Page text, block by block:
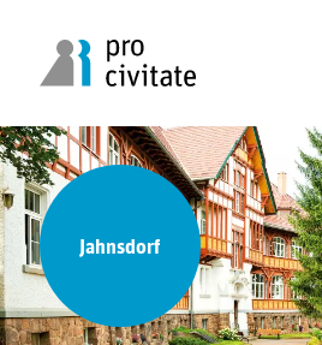
Jahnsdorf